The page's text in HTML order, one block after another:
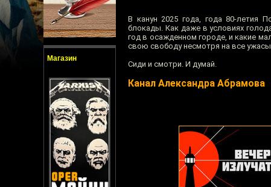
Магазин
В канун 2025 года, года 80-летия
блокады. Как даже в условиях
год в осажденном городе, и какие
свою свободу несмотря на все
Сиди и смотри. И думай.
Канал Александра Абрамова